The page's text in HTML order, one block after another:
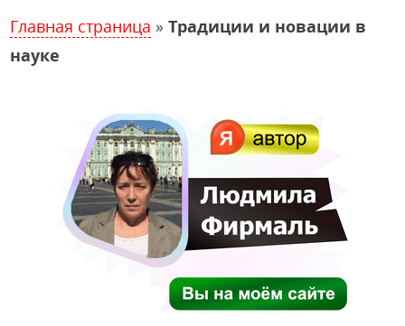
Главная страница »Традиции и новации в
науке